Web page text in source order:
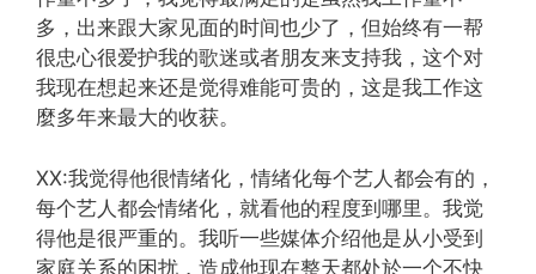
多，出来跟大家见面的时间也少了，但始终有一帮
很忠心很爱护我的歌迷或者朋友来支持我，这个对
我现在想起来还是觉得难能可贵的，这是我工作这
麼多年来最大的收获。
XX:我觉得他很情绪化，情绪化每个艺人都会有的，
每个艺人都会情绪化，就看他的程度到哪里。我觉
得他是很严重的。我听一些媒体介绍他是从小受到
家庭关系的困扰，造成他现在整天都处於一个不快